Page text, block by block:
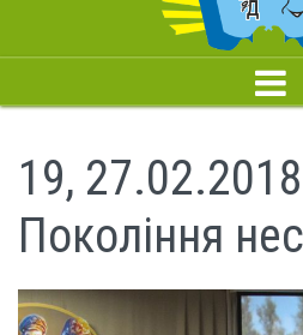
19, 27.02.2018
Покоління